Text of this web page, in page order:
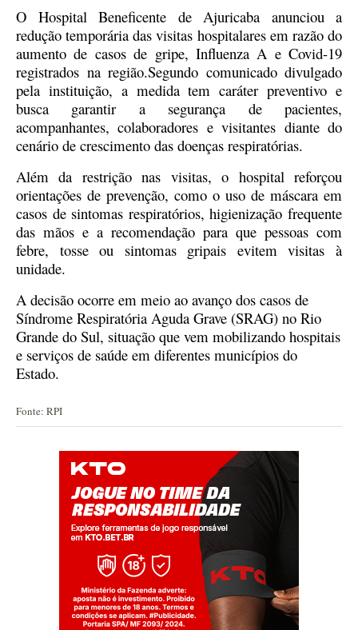
O Hospital Beneficente de Ajuricaba anunciou a
redução temporária das visitas hospitalares em razão do
aumento de casos de gripe, Influenza A e Covid-19
registrados na região.Segundo comunicado divulgado
pela instituição, a medida tem caráter preventivo e
busca garantir a segurança de pacientes,
acompanhantes, colaboradores e visitantes diante do
cenário de crescimento das doenças respiratórias.
Além da restrição nas visitas, o hospital reforçou
orientações de prevenção, como o uso de máscara em
casos de sintomas respiratórios, higienização frequente
das mãos e a recomendação para que pessoas com
febre, tosse ou sintomas gripais evitem visitas à
unidade.
A decisão ocorre em meio ao avanço dos casos de
Síndrome Respiratória Aguda Grave (SRAG) no Rio
Grande do Sul, situação que vem mobilizando hospitais
e serviços de saúde em diferentes municípios do
Estado.
Fonte: RPI